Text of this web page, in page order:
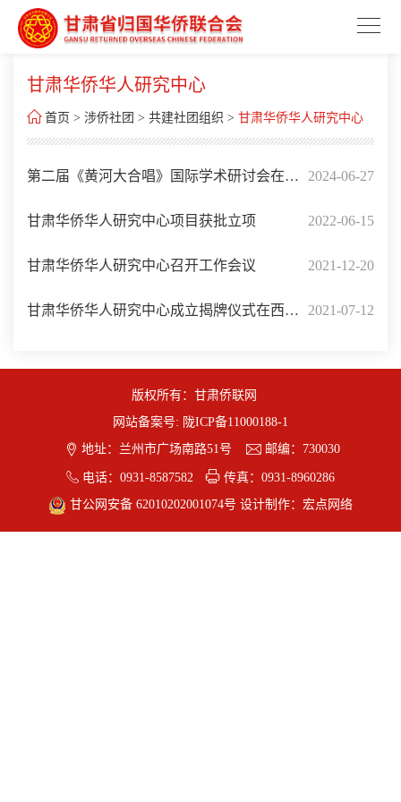
甘肃华侨华人研究中心
 首页 > 涉侨社团 > 共建社团组织 > 甘肃华侨华人研究中心
2024-06-27
第二届《黄河大合唱》国际学术研讨会在兰
州召开 2022-06-15
甘肃华侨华人研究中心项目获批立项
2021-12-20
甘肃华侨华人研究中心召开工作会议
2021-07-12
甘肃华侨华人研究中心成立揭牌仪式在西北
版权所有：甘肃侨联网
网站备案号: 陇ICP备11000188-1
 地址：兰州市广场南路51号  邮编：730030
 电话：0931-8587582 传真：0931-8960286
甘公网安备 62010202001074号 设计制作： 宏点网络